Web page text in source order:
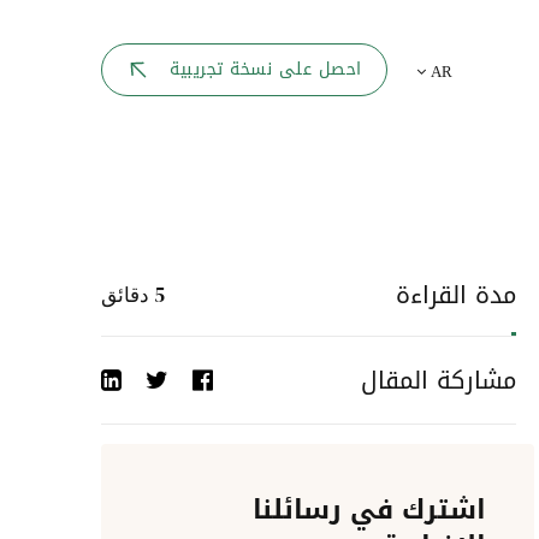
AR احصل على نسخة تجريبية
مدة القراءة 5 دقائق
مشاركة المقال
اشترك في رسائلنا
إلى